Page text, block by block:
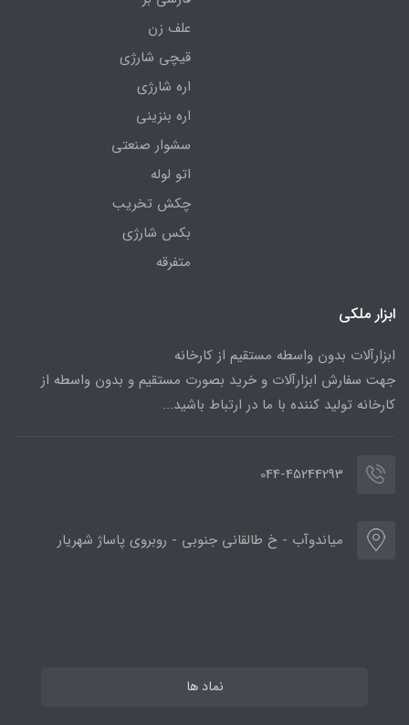
علف زن
قیچی شارژی
اره شارژی
اره بنزینی
سشوار صنعتی
اتو لوله
چکش تخریب
بکس شارژی
متفرقه
ابزار ملکی
ابزارآلات بدون واسطه مستقیم از کارخانه
جهت سفارش ابزارآلات و خرید بصورت مستقیم و بدون واسطه از
کارخانه تولید کننده با ما در ارتباط باشید...
044-45244293
میاندوآب - خ طالقانی جنوبی - روبروی پاساژ شهریار
نماد ها